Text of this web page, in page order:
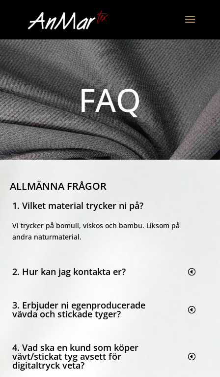
FAQ
ALLMÄNNA FRÅGOR
1. Vilket material trycker ni på?
Vi trycker på bomull, viskos och bambu. Liksom på
andra naturmaterial.
2. Hur kan jag kontakta er?
3. Erbjuder ni egenproducerade
vävda och stickade tyger?
4. Vad ska en kund som köper
vävt/stickat tyg avsett för
digitaltryck veta?